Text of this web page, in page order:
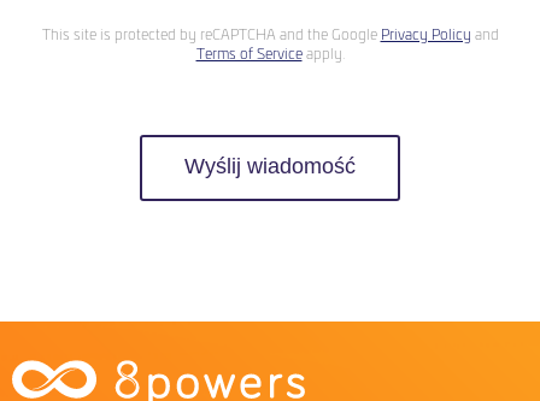
This site is protected by reCAPTCHA and the Google Privacy Policy and
Terms of Serviceapply.
Wyślij wiadomość